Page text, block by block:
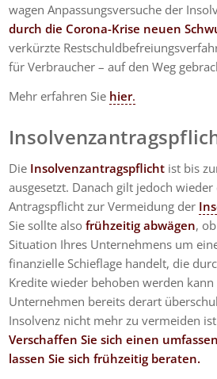
wagen Anpassungsversuche der
durch die Corona-Krise neuen
verkürzte
für Verbraucher – auf den Weg
Mehr erfahren Sie hier.
Die Insolvenzantragspflicht ist bis
ausgesetzt. Danach gilt jedoch
Antragspflicht zur Vermeidung der
Sie sollte also frühzeitig abwägen,
Situation Ihres Unternehmens um
finanzielle Schieflage handelt, die
Kredite wieder behoben werden
Unternehmen bereits derart
Insolvenz nicht mehr zu vermeiden
Verschaffen Sie sich einen
lassen Sie sich frühzeitig beraten.